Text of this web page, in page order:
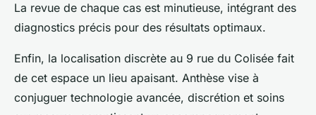
La revue de chaque cas est minutieuse, intégrant des
diagnostics précis pour des résultats optimaux.
Enfin, la localisation discrète au 9 rue du Colisée fait
de cet espace un lieu apaisant. Anthèse vise à
conjuguer technologie avancée, discrétion et soins